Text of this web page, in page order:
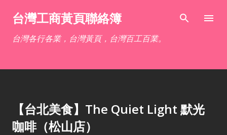
跳到主要內容
台灣工商黃頁聯絡簿
台灣各行各業，台灣黃頁，台灣百工百業。
【台北美食】The Quiet Light 默光
咖啡（松山店）